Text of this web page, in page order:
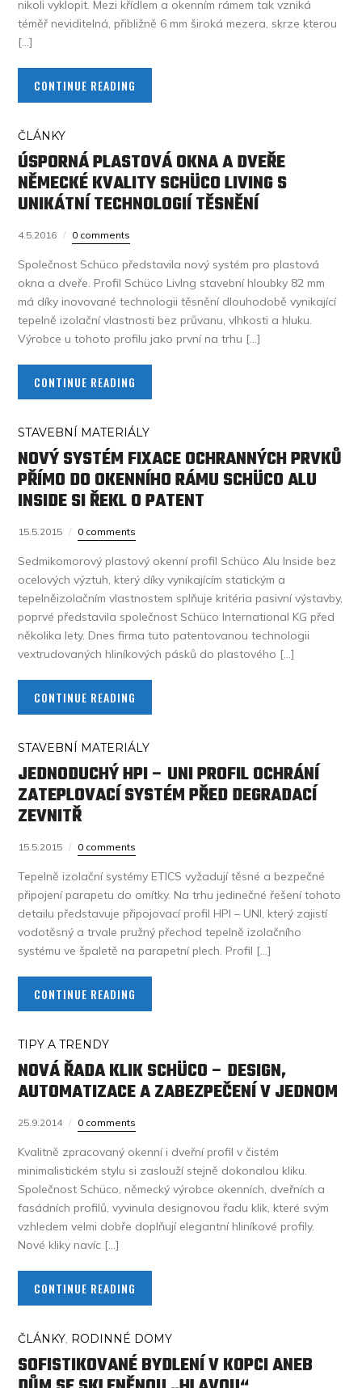
nikoli vyklopit. Mezi křídlem a okenním rámem tak vzniká
téměř neviditelná, přibližně 6 mm široká mezera, skrze kterou
[…]
CONTINUE READING
ČLÁNKY
ÚSPORNÁ PLASTOVÁ OKNA A DVEŘE
NĚMECKÉ KVALITY SCHÜCO LIVING S
UNIKÁTNÍ TECHNOLOGIÍ TĚSNĚNÍ
4.5.2016 0 comments
Společnost Schüco představila nový systém pro plastová
okna a dveře. Profil Schüco LivIng stavební hloubky 82 mm
má díky inovované technologii těsnění dlouhodobě vynikající
tepelně izolační vlastnosti bez průvanu, vlhkosti a hluku.
Výrobce u tohoto profilu jako první na trhu […]
CONTINUE READING
STAVEBNÍ MATERIÁLY
NOVÝ SYSTÉM FIXACE OCHRANNÝCH PRVKŮ
PŘÍMO DO OKENNÍHO RÁMU SCHÜCO ALU
INSIDE SI ŘEKL O PATENT
15.5.2015 0 comments
Sedmikomorový plastový okenní profil Schüco Alu Inside bez
ocelových výztuh, který díky vynikajícím statickým a
tepelněizolačním vlastnostem splňuje kritéria pasivní výstavby,
poprvé představila společnost Schüco International KG před
několika lety. Dnes firma tuto patentovanou technologii
vextrudovaných hliníkových pásků do plastového […]
CONTINUE READING
STAVEBNÍ MATERIÁLY
JEDNODUCHÝ HPI – UNI PROFIL OCHRÁNÍ
ZATEPLOVACÍ SYSTÉM PŘED DEGRADACÍ
ZEVNITŘ
15.5.2015 0 comments
Tepelně izolační systémy ETICS vyžadují těsné a bezpečné
připojení parapetu do omítky. Na trhu jedinečné řešení tohoto
detailu představuje připojovací profil HPI – UNI, který zajistí
vodotěsný a trvale pružný přechod tepelně izolačního
systému ve špaletě na parapetní plech. Profil […]
CONTINUE READING
TIPY A TRENDY
NOVÁ ŘADA KLIK SCHÜCO – DESIGN,
AUTOMATIZACE A ZABEZPEČENÍ V JEDNOM
25.9.2014 0 comments
Kvalitně zpracovaný okenní i dveřní profil v čistém
minimalistickém stylu si zaslouží stejně dokonalou kliku.
Společnost Schüco, německý výrobce okenních, dveřních a
fasádních profilů, vyvinula designovou řadu klik, které svým
vzhledem velmi dobře doplňují elegantní hliníkové profily.
Nové kliky navíc […]
CONTINUE READING
ČLÁNKY, RODINNÉ DOMY
SOFISTIKOVANÉ BYDLENÍ V KOPCI ANEB